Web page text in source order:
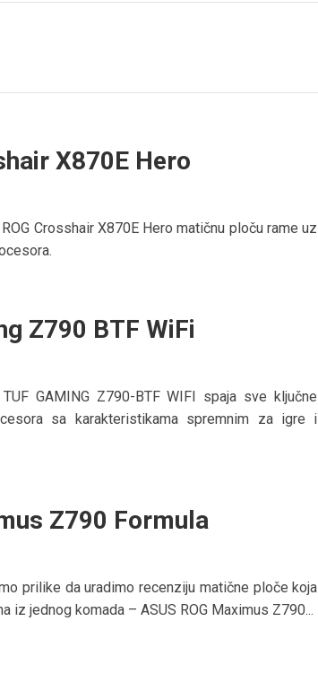
X870E Hero
Crosshair X870E Hero matičnu ploču rame uz
Z790 BTF WiFi
GAMING Z790-BTF WIFI spaja sve ključne
sa karakteristikama spremnim za igre i
Z790 Formula
prilike da uradimo recenziju matične ploče koja
iz jednog komada – ASUS ROG Maximus Z790...